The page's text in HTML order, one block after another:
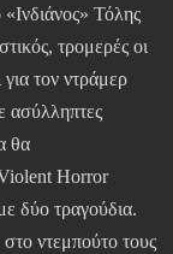
Τόλης
τρομερές οι
για τον ντράμερ
ασύλληπτες
θα
Horror
δύο τραγούδια.
ντεμπούτο τους